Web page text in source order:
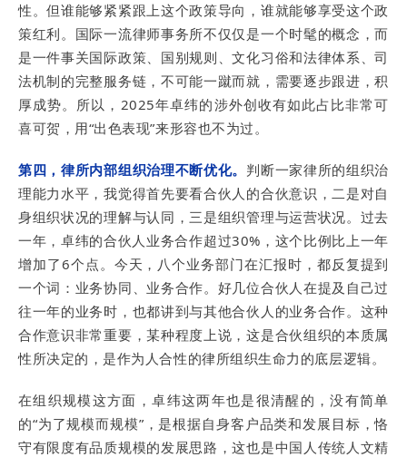
性。但谁能够紧紧跟上这个政策导向，谁就能够享受这个政
策红利。国际一流律师事务所不仅仅是一个时髦的概念，而
是一件事关国际政策、国别规则、文化习俗和法律体系、司
法机制的完整服务链，不可能一蹴而就，需要逐步跟进，积
厚成势。所以，2025年卓纬的涉外创收有如此占比非常可
喜可贺，用“出色表现”来形容也不为过。
第四，律所内部组织治理不断优化。 判断一家律所的组织治
理能力水平，我觉得首先要看合伙人的合伙意识，二是对自
身组织状况的理解与认同，三是组织管理与运营状况。过去
一年，卓纬的合伙人业务合作超过30%，这个比例比上一年
增加了6个点。今天，八个业务部门在汇报时，都反复提到
一个词：业务协同、业务合作。好几位合伙人在提及自己过
往一年的业务时，也都讲到与其他合伙人的业务合作。这种
合作意识非常重要，某种程度上说，这是合伙组织的本质属
性所决定的，是作为人合性的律所组织生命力的底层逻辑。
在组织规模这方面，卓纬这两年也是很清醒的，没有简单
的“为了规模而规模”，是根据自身客户品类和发展目标，恪
守有限度有品质规模的发展思路，这也是中国人传统人文精